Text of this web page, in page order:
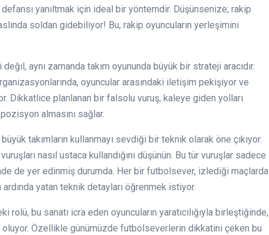
yanıltmak için ideal bir yöntemdir. Düşünsenize; rakip
soldan gidebiliyor! Bu, rakip oyuncuların yerleşimini
aynı zamanda takım oyununda büyük bir strateji aracıdır.
oyuncular arasındaki iletişim pekişiyor ve
Dikkatlice planlanan bir falsolu vuruş, kaleye giden yolları
almasını sağlar.
takımların kullanmayı sevdiği bir teknik olarak öne çıkıyor.
nasıl ustaca kullandığını düşünün. Bu tür vuruşlar sadece
de yer edinmiş durumda. Her bir futbolsever, izlediği maçlarda
yatan teknik detayları öğrenmek istiyor.
rolü, bu sanatı icra eden oyuncuların yaratıcılığıyla birleştiğinde,
Özellikle günümüzde futbolseverlerin dikkatini çeken bu